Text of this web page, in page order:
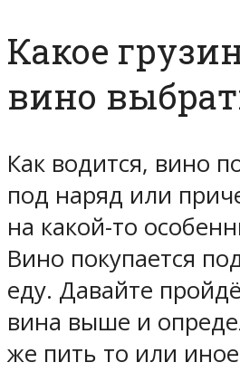
Какое
вино
Как водится, вино
под наряд или
на какой-то
Вино покупается
еду. Давайте
вина выше и
же пить то или